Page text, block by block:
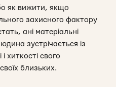
як вижити, якщо
захисного фактору
ані матеріальні
зустрічається із
хиткості свого
близьких.